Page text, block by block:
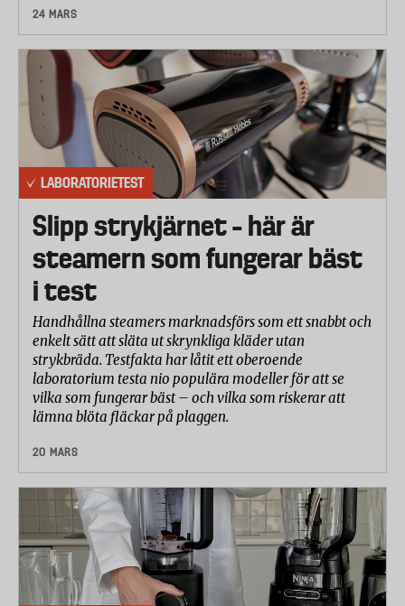
24 MARS
LABORATORIETEST
Slipp strykjärnet – här är
steamern som fungerar bäst
i test
Handhållna steamers marknadsförs som ett snabbt och
enkelt sätt att släta ut skrynkliga kläder utan
strykbräda. Testfakta har låtit ett oberoende
laboratorium testa nio populära modeller för att se
vilka som fungerar bäst – och vilka som riskerar att
lämna blöta fläckar på plaggen.
20 MARS